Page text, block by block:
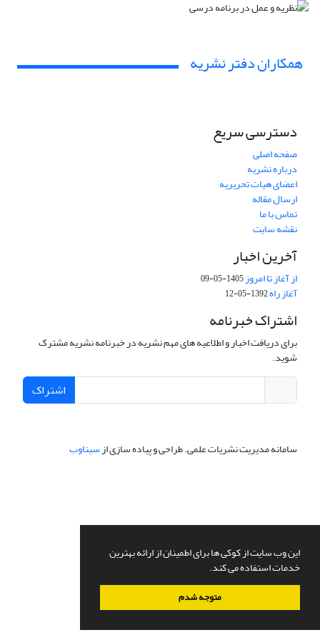
این وب سایت از کوکی ها برای اطمینان از ارائه بهترین
خدمات استفاده می کند.
متوجه شدم
همکاران دفتر نشریه
دسترسی سریع
صفحه اصلی
درباره نشریه
اعضای هیات تحریریه
ارسال مقاله
تماس با ما
نقشه سایت
آخرین اخبار
از آغاز تا امروز1405-05-09
آغاز راه1392-05-12
اشتراک خبرنامه
برای دریافت اخبار و اطلاعیه های مهم نشریه در خبرنامه نشریه مشترک
شوید.
اشتراک
سامانه مدیریت نشریات علمی.طراحی و پیاده سازی ازسیناوب